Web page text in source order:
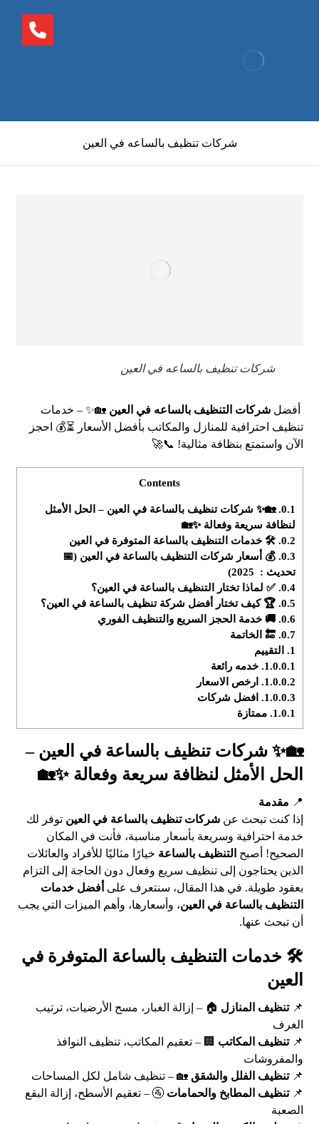
شركات تنظيف بالساعه في العين
شركات تنظيف بالساعه في العين
أفضلشركات التنظيف بالساعه في العين 🏡✨ – خدمات
تنظيف احترافية للمنازل والمكاتب بأفضل الأسعار ⏳💰 احجز
الآن واستمتع بنظافة مثالية! 📞🚀
Contents
0.1. 🏡✨ شركات تنظيف بالساعة في العين – الحل الأمثل
لنظافة سريعة وفعالة ✨🏡
0.2. 🛠️ خدمات التنظيف بالساعة المتوفرة في العين
0.3. 💰 أسعار شركات التنظيف بالساعة في العين (📅
تحديث : 2025)
0.4. ✅ لماذا تختار التنظيف بالساعة في العين؟
0.5. 🏆 كيف تختار أفضل شركة تنظيف بالساعة في العين؟
0.6. 🚚 خدمة الحجز السريع والتنظيف الفوري
0.7. 🔚 الخاتمة
1.
التقييم
1.0.0.1. خدمه رائعة
1.0.0.2.
ارخص الاسعار
1.0.0.3.
افضل شركات
1.0.1. ممتازة
🏡✨ شركات تنظيف بالساعة في العين –
الحل الأمثل لنظافة سريعة وفعالة ✨🏡
📍 مقدمة
إذا كنت تبحث عنشركات تنظيف بالساعة في العين توفر لك
خدمة احترافية وسريعة بأسعار مناسبة، فأنت في المكان
الصحيح! أصبح التنظيف بالساعة خيارًا مثاليًا للأفراد والعائلات
الذين يحتاجون إلى تنظيف سريع وفعال دون الحاجة إلى التزام
بعقود طويلة. في هذا المقال، سنتعرف على أفضل خدمات
التنظيف بالساعة في العين، وأسعارها، وأهم الميزات التي يجب
أن تبحث عنها.
🛠️ خدمات التنظيف بالساعة المتوفرة في
العين
📌تنظيف المنازل 🏠 – إزالة الغبار، مسح الأرضيات، ترتيب
الغرف
📌تنظيف المكاتب 🏢 – تعقيم المكاتب، تنظيف النوافذ
والمفروشات
📌تنظيف الفلل والشقق 🏡 – تنظيف شامل لكل المساحات
📌تنظيف المطابخ والحمامات 🚰 – تعقيم الأسطح، إزالة البقع
الصعبة